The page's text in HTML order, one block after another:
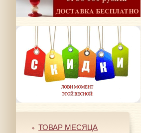
ТОВАР МЕСЯЦА